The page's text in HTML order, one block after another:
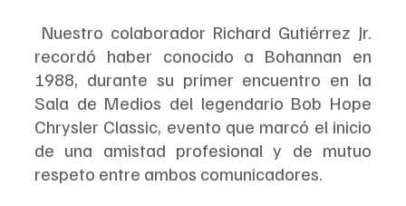
recordó haber conocido a Bohannan en
1988, durante su primer encuentro en la
Sala de Medios del legendario Bob Hope
Chrysler Classic, evento que marcó el inicio
de una amistad profesional y de mutuo
respeto entre ambos comunicadores.